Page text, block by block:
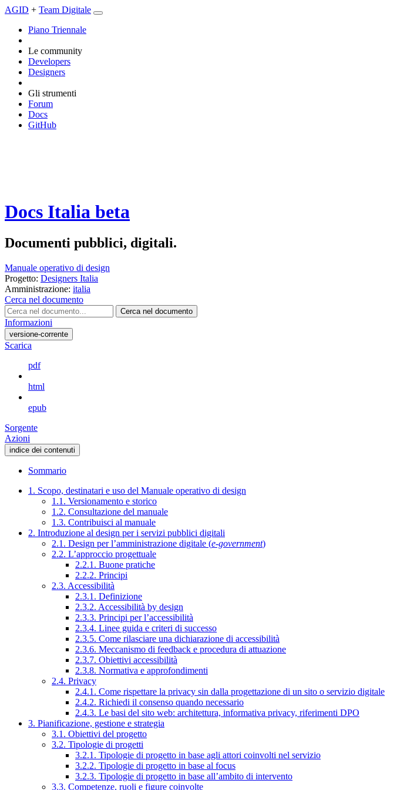
AGID + Team Digitale
Piano Triennale
Le community
Developers
Designers
Gli strumenti
Forum
Docs
GitHub
Docs Italia beta
Documenti pubblici, digitali.
Manuale operativo di design
Progetto: Designers Italia
Amministrazione: italia
Cerca nel documento
Cerca nel documento
Informazioni
versione-corrente
Scarica
pdf
html
epub
Sorgente
Azioni
indice dei contenuti
Sommario
1. Scopo, destinatari e uso del Manuale operativo di design
1.1. Versionamento e storico
1.2. Consultazione del manuale
1.3. Contribuisci al manuale
2. Introduzione al design per i servizi pubblici digitali
2.1. Design per l’amministrazione digitale (e-government)
2.2. L’approccio progettuale
2.2.1. Buone pratiche
2.2.2. Principi
2.3. Accessibilità
2.3.1. Definizione
2.3.2. Accessibilità by design
2.3.3. Principi per l’accessibilità
2.3.4. Linee guida e criteri di successo
2.3.5. Come rilasciare una dichiarazione di accessibilità
2.3.6. Meccanismo di feedback e procedura di attuazione
2.3.7. Obiettivi accessibilità
2.3.8. Normativa e approfondimenti
2.4. Privacy
2.4.1. Come rispettare la privacy sin dalla progettazione di un sito o servizio digitale
2.4.2. Richiedi il consenso quando necessario
2.4.3. Le basi del sito web: architettura, informativa privacy, riferimenti DPO
3. Pianificazione, gestione e strategia
3.1. Obiettivi del progetto
3.2. Tipologie di progetti
3.2.1. Tipologie di progetto in base agli attori coinvolti nel servizio
3.2.2. Tipologie di progetto in base al focus
3.2.3. Tipologie di progetto in base all’ambito di intervento
3.3. Competenze, ruoli e figure coinvolte